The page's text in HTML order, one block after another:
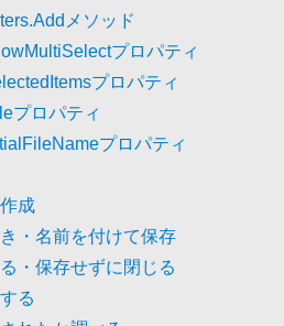
メソッド
プロパティ
プロパティ
プロパティ
プロパティ
成
・名前を付けて保存
・保存せずに閉じる
る